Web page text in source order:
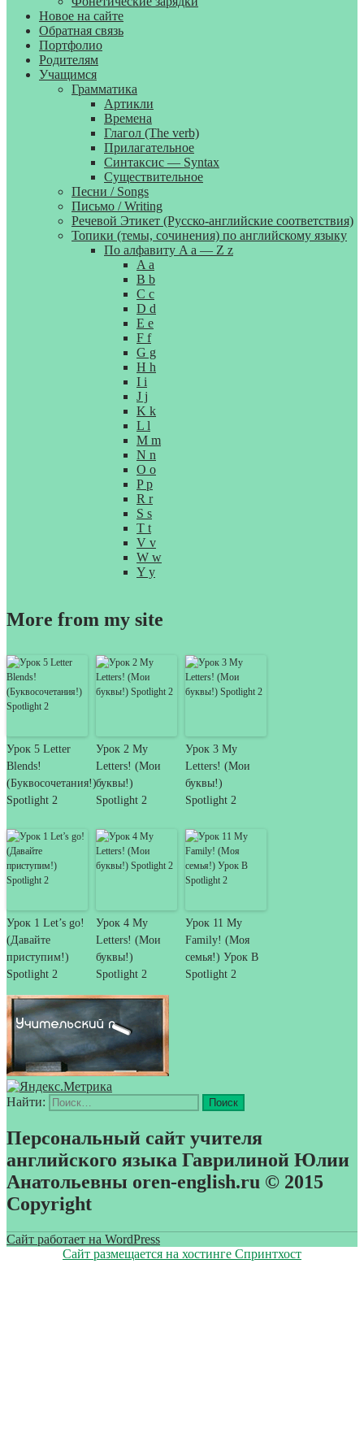
Новое на сайте
Обратная связь
Портфолио
Родителям
Учащимся
Грамматика
Артикли
Времена
Глагол (The verb)
Прилагательное
Синтаксис — Syntax
Существительное
Песни / Songs
Письмо / Writing
Речевой Этикет (Русско-английские соответствия)
Топики (темы, сочинения) по английскому языку
По алфавиту A a — Z z
A a
B b
C c
D d
E e
F f
G g
H h
I i
J j
K k
L l
M m
N n
O o
P p
R r
S s
T t
V v
W w
Y y
More from my site
Урок 5 Letter
Blends!
(Буквосочетания!)
Spotlight 2
Урок 2 My
Letters! (Мои
буквы!)
Spotlight 2
Урок 3 My
Letters! (Мои
буквы!)
Spotlight 2
Урок 1 Let’s go!
(Давайте
приступим!)
Spotlight 2
Урок 4 My
Letters! (Мои
буквы!)
Spotlight 2
Урок 11 My
Family! (Моя
семья!) Урок B
Spotlight 2
Найти:
Персональный сайт учителя
английского языка Гаврилиной Юлии
Анатольевны oren-english.ru © 2015
Copyright
Сайт работает на WordPress
Сайт размещается на хостинге Спринтхост